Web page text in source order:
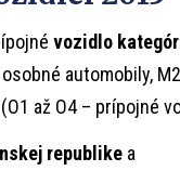
vozidlo
automobily,
(O1 až O4 – prípojné
republike a